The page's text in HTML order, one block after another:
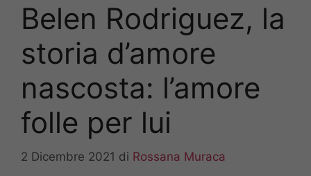
Belen Rodriguez, la
storia d’amore
nascosta: l’amore
folle per lui
2 Dicembre 2021 di Rossana Muraca